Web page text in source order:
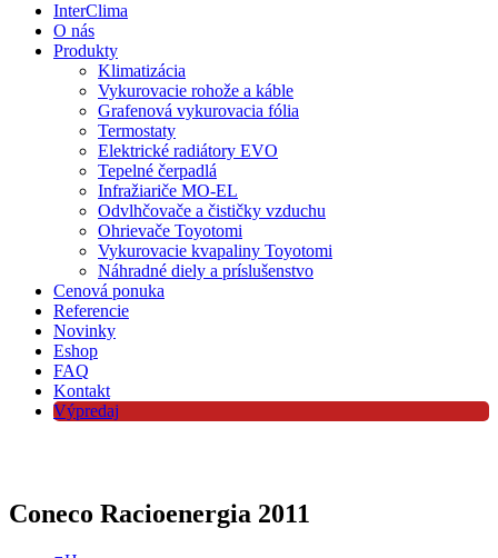
InterClima
O nás
Produkty
Klimatizácia
Vykurovacie rohože a káble
Grafenová vykurovacia fólia
Termostaty
Elektrické radiátory EVO
Tepelné čerpadlá
Infražiariče MO-EL
Odvlhčovače a čističky vzduchu
Ohrievače Toyotomi
Vykurovacie kvapaliny Toyotomi
Náhradné diely a príslušenstvo
Cenová ponuka
Referencie
Novinky
Eshop
FAQ
Kontakt
Výpredaj
Coneco Racioenergia 2011